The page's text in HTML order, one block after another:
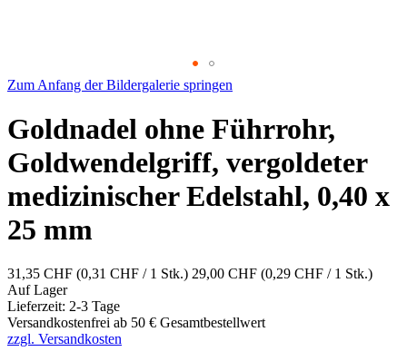
Zum Anfang der Bildergalerie springen
Goldnadel ohne Führrohr,
Goldwendelgriff, vergoldeter
medizinischer Edelstahl, 0,40 x
25 mm
31,35 CHF (0,31 CHF / 1 Stk.) 29,00 CHF (0,29 CHF / 1 Stk.)
Auf Lager
Lieferzeit: 2-3 Tage
Versandkostenfrei ab 50 € Gesamtbestellwert
zzgl. Versandkosten